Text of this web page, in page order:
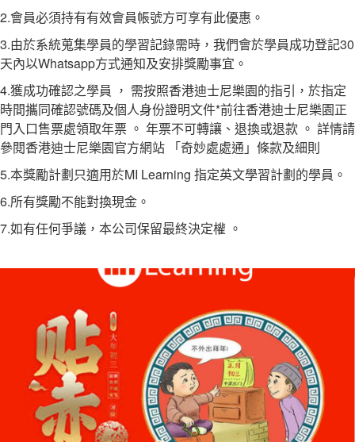
2.會員必須持有有效會員帳號方可享有此優惠。
3.由於系統蒐集學員的學習記錄需時，我們會於學員成功登記30
天內以Whatsapp方式通知及安排獎勵事宜。
4.獲成功確認之學員 ， 需按照香港迪士尼樂園的指引，於指定
時間攜同確認號碼及個人身份證明文件*前往香港迪士尼樂園正
門入口售票處領取年票 。 年票不可轉讓、退換或退款 。 詳情請
參閱香港迪士尼樂園官方網站 「奇妙處處通」條款及細則
5.本獎勵計劃只適用於MI Learning 指定英文學習計劃的學員。
6.所有獎勵不能對換現金。
7.如有任何爭議，本公司保留最終決定權 。